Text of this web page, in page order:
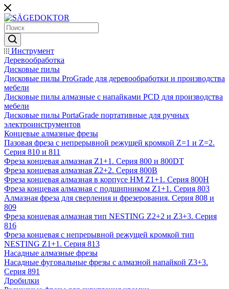
Инструмент
Деревообработка
Дисковые пилы
Дисковые пилы ProGrade для деревообработки и производства
мебели
Дисковые пилы алмазные с напайками PCD для производства
мебели
Дисковые пилы PortaGrade портативные для ручных
электроинструментов
Концевые алмазные фрезы
Пазовая фреза с непрерывной режущей кромкой Z=1 и Z=2.
Серия 810 и 811
Фреза концевая алмазная Z1+1. Серия 800 и 800DT
Фреза концевая алмазная Z2+2. Серия 800B
Фреза концевая алмазная в корпусе НМ Z1+1. Серия 800H
Фреза концевая алмазная с подшипником Z1+1. Серия 803
Алмазная фреза для сверления и фрезерования. Серия 808 и
809
Фреза концевая алмазная тип NESTING Z2+2 и Z3+3. Серия
816
Фреза концевая с непрерывной режущей кромкой тип
NESTING Z1+1. Серия 813
Насадные алмазные фрезы
Насадные фуговальные фрезы с алмазной напайкой Z3+3.
Серия 891
Дробилки